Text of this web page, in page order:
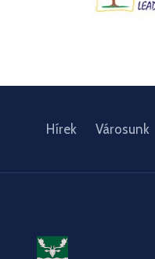
Hírek Városunk